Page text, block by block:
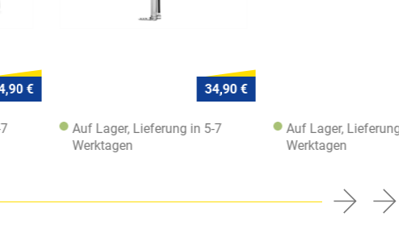
Auf Lager, Lieferung in 5-7
Auf Lager, Lieferung in 5-7